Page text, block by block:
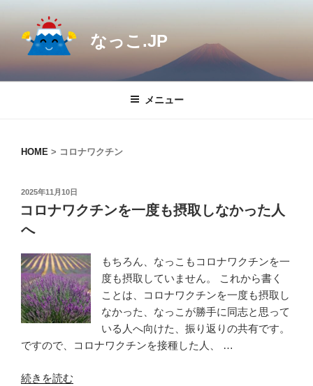
なっこ.JP
メニュー
HOME > コロナワクチン
投
日:
2025年11月10日
コロナワクチンを一度も摂取しなかった人
へ
もちろん、なっこもコロナワクチンを一
度も摂取していません。 これから書く
ことは、コロナワクチンを一度も摂取し
なかった、なっこが勝手に同志と思って
いる人へ向けた、振り返りの共有です。
ですので、コロナワクチンを接種した人、 …
“コ
続きを読む